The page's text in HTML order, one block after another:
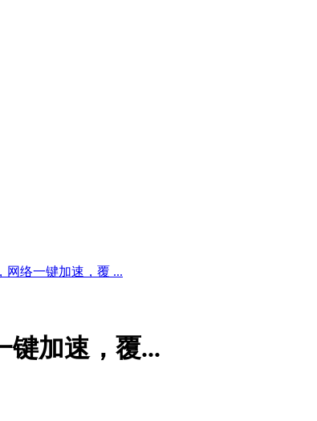
网络一键加速，覆 ...
键加速，覆...